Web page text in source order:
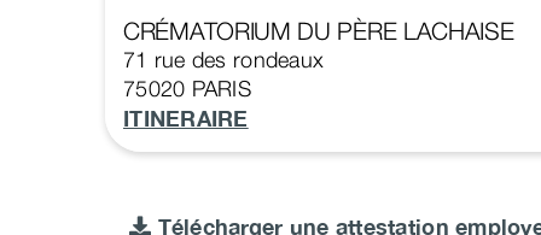
CRÉMATORIUM DU PÈRE LACHAISE
71 rue des rondeaux
75020 PARIS
ITINERAIRE
Télécharger une attestation